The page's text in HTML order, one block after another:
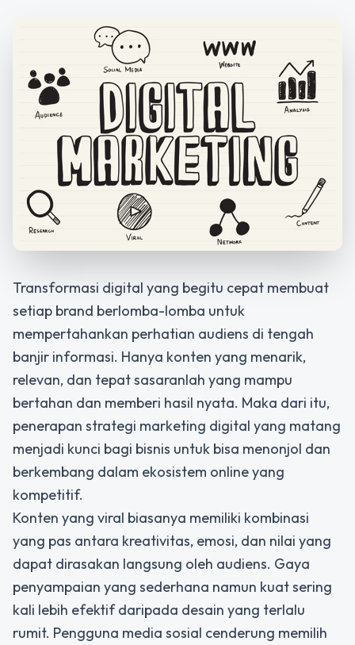
Transformasi digital yang begitu cepat membuat
setiap brand berlomba-lomba untuk
mempertahankan perhatian audiens di tengah
banjir informasi. Hanya konten yang menarik,
relevan, dan tepat sasaranlah yang mampu
bertahan dan memberi hasil nyata. Maka dari itu,
penerapan strategi marketing digital yang matang
menjadi kunci bagi bisnis untuk bisa menonjol dan
berkembang dalam ekosistem online yang
kompetitif.
Konten yang viral biasanya memiliki kombinasi
yang pas antara kreativitas, emosi, dan nilai yang
dapat dirasakan langsung oleh audiens. Gaya
penyampaian yang sederhana namun kuat sering
kali lebih efektif daripada desain yang terlalu
rumit. Pengguna media sosial cenderung memilih